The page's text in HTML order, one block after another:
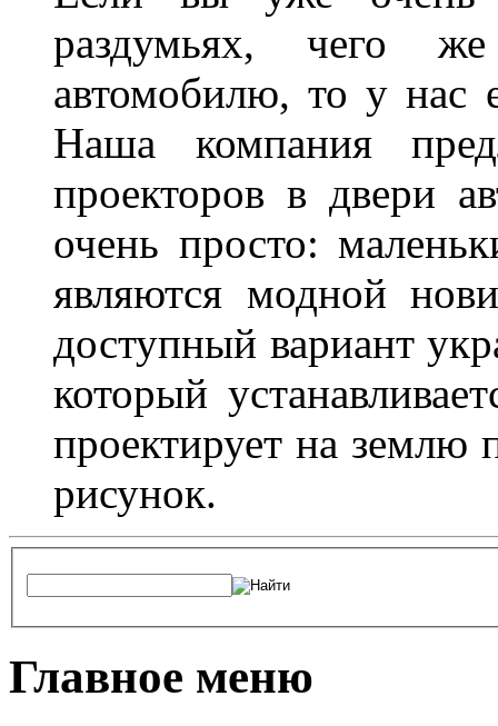
раздумьях, чего
автомобилю, то у нас
Наша компания
проекторов в двери
очень просто:
являются модной
доступный вариант
который
проектирует на землю
рисунок.
Главное меню